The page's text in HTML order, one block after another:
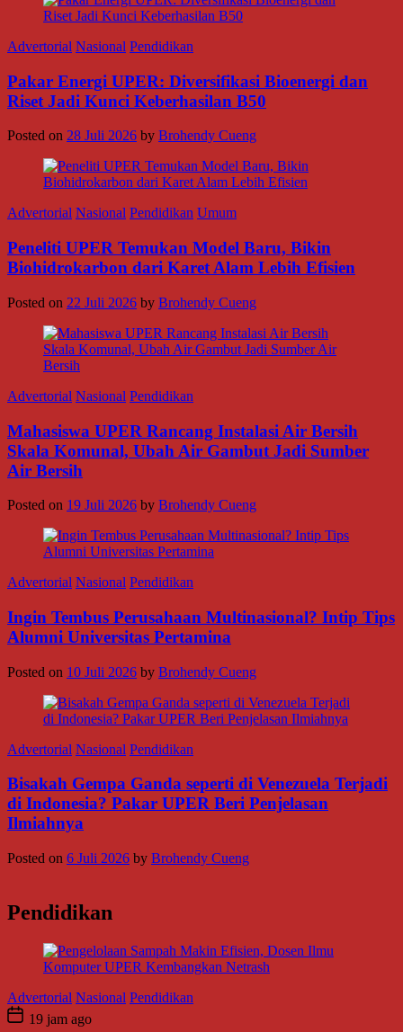
Advertorial Nasional Pendidikan
Pakar Energi UPER: Diversifikasi Bioenergi dan
Riset Jadi Kunci Keberhasilan B50
Posted on 28 Juli 2026 by Brohendy Cueng
Advertorial Nasional Pendidikan Umum
Peneliti UPER Temukan Model Baru, Bikin
Biohidrokarbon dari Karet Alam Lebih Efisien
Posted on 22 Juli 2026 by Brohendy Cueng
Advertorial Nasional Pendidikan
Mahasiswa UPER Rancang Instalasi Air Bersih
Skala Komunal, Ubah Air Gambut Jadi Sumber
Air Bersih
Posted on 19 Juli 2026 by Brohendy Cueng
Advertorial Nasional Pendidikan
Ingin Tembus Perusahaan Multinasional? Intip Tips
Alumni Universitas Pertamina
Posted on 10 Juli 2026 by Brohendy Cueng
Advertorial Nasional Pendidikan
Bisakah Gempa Ganda seperti di Venezuela Terjadi
di Indonesia? Pakar UPER Beri Penjelasan
Ilmiahnya
Posted on 6 Juli 2026 by Brohendy Cueng
Pendidikan
Advertorial Nasional Pendidikan
19 jam ago